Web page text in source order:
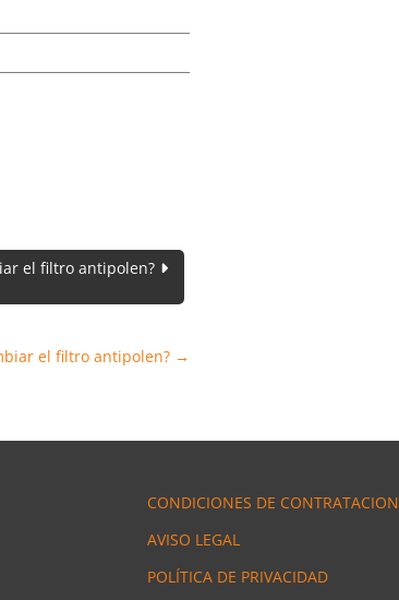
el filtro antipolen?
el filtro antipolen? →
CONDICIONES DE CONTRATACION
AVISO LEGAL
POLÍTICA DE PRIVACIDAD